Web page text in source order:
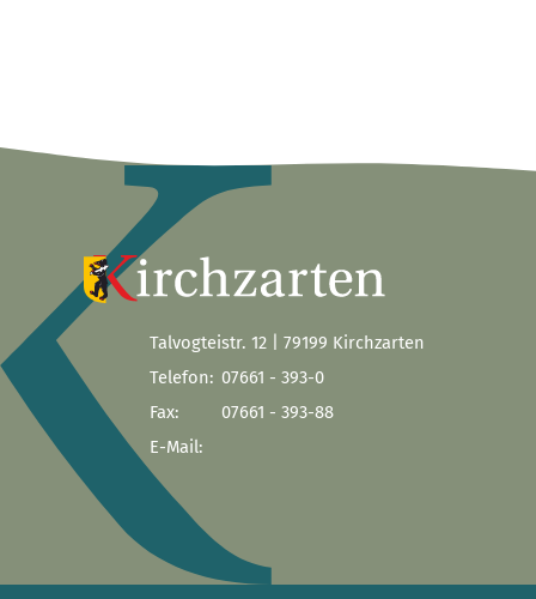
Talvogteistr. 12 | 79199 Kirchzarten
Telefon: 07661 - 393-0
Fax:
07661 - 393-88
E-Mail: